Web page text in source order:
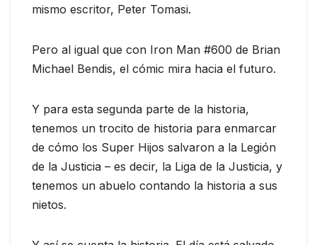
mismo escritor, Peter Tomasi.
Pero al igual que con Iron Man #600 de Brian
Michael Bendis, el cómic mira hacia el futuro.
Y para esta segunda parte de la historia,
tenemos un trocito de historia para enmarcar
de cómo los Super Hijos salvaron a la Legión
de la Justicia – es decir, la Liga de la Justicia, y
tenemos un abuelo contando la historia a sus
nietos.